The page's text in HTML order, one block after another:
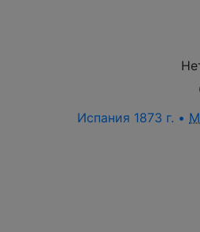
Испания 1873 г. •